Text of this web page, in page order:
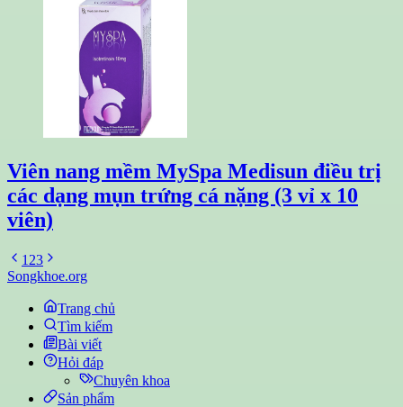
Viên nang mềm MySpa Medisun điều trị
các dạng mụn trứng cá nặng (3 vỉ x 10
viên)
1 23
Songkhoe.org
Trang chủ
Tìm kiếm
Bài viết
Hỏi đáp
Chuyên khoa
Sản phẩm